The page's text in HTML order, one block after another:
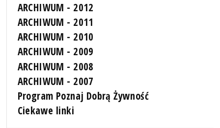
ARCHIWUM - 2012
ARCHIWUM - 2011
ARCHIWUM - 2010
ARCHIWUM - 2009
ARCHIWUM - 2008
ARCHIWUM - 2007
Program Poznaj Dobrą Żywność
Ciekawe linki